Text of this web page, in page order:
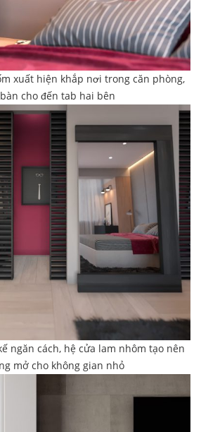
xuất hiện khắp nơi trong căn phòng,
cho đến tab hai bên
ngăn cách, hệ cửa lam nhôm tạo nên
mở cho không gian nhỏ